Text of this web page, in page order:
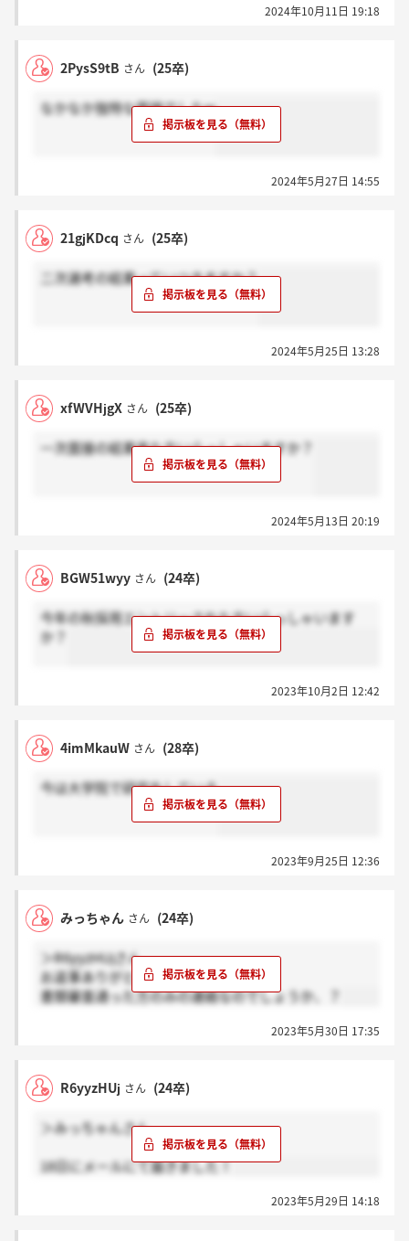
2024年10月11日 19:18
2PysS9tB さん (25卒)
なかなか独特な面接でしたw
2024年5月27日 14:55
21gjKDcq さん (25卒)
二次選考の結果っていつきますか？
2024年5月25日 13:28
xfWVHjgX さん (25卒)
一次面接の結果来た方いらっしゃいますか？
2024年5月13日 20:19
BGW51wyy さん (24卒)
今年の秋採用エントリーされた方いらっしゃいます
か？
2023年10月2日 12:42
4imMkauW さん (28卒)
今は大学院で研究をしている
2023年9月25日 12:36
みっちゃん さん (24卒)
＞R6yyzHUjさん
お返事ありがとうございます！
書類審査通った方のみの連絡なのでしょうか、？
2023年5月30日 17:35
R6yyzHUj さん (24卒)
＞みっちゃんさん
18日にメールにて届きました！
2023年5月29日 14:18